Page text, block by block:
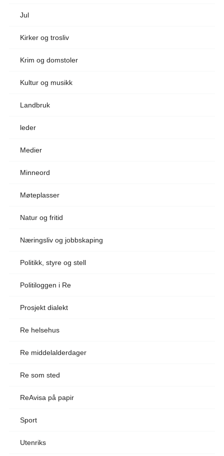
Jul
Kirker og trosliv
Krim og domstoler
Kultur og musikk
Landbruk
leder
Medier
Minneord
Møteplasser
Natur og fritid
Næringsliv og jobbskaping
Politikk, styre og stell
Politiloggen i Re
Prosjekt dialekt
Re helsehus
Re middelalderdager
Re som sted
ReAvisa på papir
Sport
Utenriks